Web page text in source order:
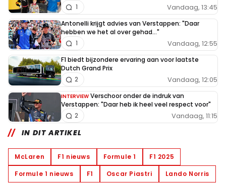
Vandaag, 13:45
1
Antonelli krijgt advies van Verstappen: "Daar
hebben we het al over gehad..."
Vandaag, 12:55
1
F1 biedt bijzondere ervaring aan voor laatste
Dutch Grand Prix
Vandaag, 12:05
2
INTERVIEW Verschoor onder de indruk van
Verstappen: "Daar heb ik heel veel respect voor"
Vandaag, 11:15
2
IN DIT ARTIKEL
McLaren F1 nieuws Formule 1
F1 2025
Formule 1 nieuws
F1 Oscar Piastri Lando Norris